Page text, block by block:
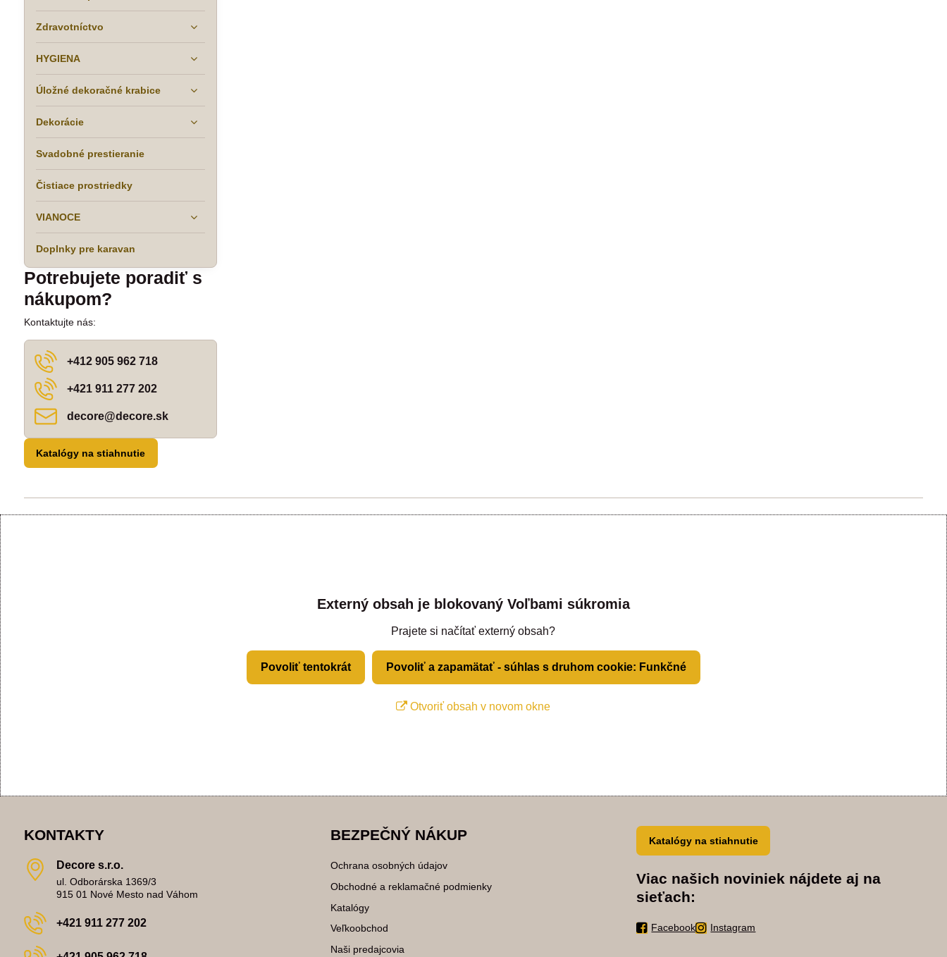
Zdravotníctvo
HYGIENA
Úložné dekoračné krabice
Dekorácie
Svadobné prestieranie
Čistiace prostriedky
VIANOCE
Doplnky pre karavan
Potrebujete poradiť s
nákupom?
Kontaktujte nás:
+412 905 962 718
+421 911 277 202
decore​@decore​.sk
Katalógy na stiahnutie
Externý obsah je blokovaný Voľbami súkromia
Prajete si načítať externý obsah?
Povoliť tentokrát Povoliť a zapamätať - súhlas s druhom cookie: Funkčné
Otvoriť obsah v novom okne
KONTAKTY
Decore s​.r​.o​.
ul. Odborárska 1369/3
915 01 Nové Mesto nad Váhom
+421 911 277 202
BEZPEČNÝ NÁKUP
Ochrana osobných údajov
Obchodné a reklamačné podmienky
Katalógy
Veľkoobchod
Naši predajcovia
Katalógy na stiahnutie
Viac našich noviniek nájdete aj na
sieťach:
Facebook Instagram